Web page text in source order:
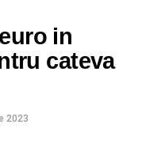
Bărbatul a
cu care a
a fi din cadrul
lei, motiv pentru
datele
in
cateva
2023